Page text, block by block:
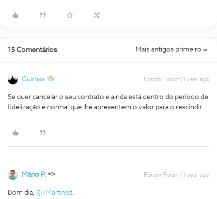
15 Comentários Mais antigos primeiro
Guimas Forum|Forum|1 year ago
Se quer cancelar o seu contrato e ainda está dentro do periodo de
fidelização é normal que lhe apresentem o valor para o rescindir.
Mário P. Forum|Forum|1 year ago
Bom dia, ​ @TMartinez.